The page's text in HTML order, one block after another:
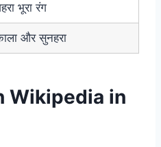
भूरा रंग
और सुनहरा
Wikipedia in